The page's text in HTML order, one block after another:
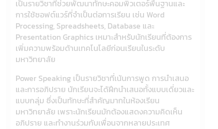
เป็นรายวิชาที่ช่วยพัฒนาทักษะคอมพิวเตอร์พื้นฐานและ
การใช้ซอฟต์แวร์ที่จำเป็นต่อการเรียน เช่น Word
Processing, Spreadsheets, Database และ
Presentation Graphics เหมาะสำหรับนักเรียนที่ต้องการ
เพิ่มความพร้อมด้านเทคโนโลยีก่อนเรียนในระดับ
มหาวิทยาลัย
Power Speaking เป็นรายวิชาที่เน้นการพูด การนำเสนอ
และการอภิปราย นักเรียนจะได้ฝึกนำเสนอทั้งแบบเดี่ยวและ
แบบกลุ่ม ซึ่งเป็นทักษะที่สำคัญมากในห้องเรียน
มหาวิทยาลัย เพราะนักเรียนมักต้องแสดงความคิดเห็น
อภิปราย และทำงานร่วมกับเพื่อนจากหลายประเทศ